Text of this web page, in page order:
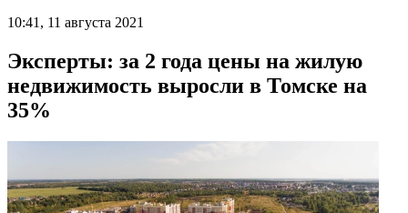
10:41, 11 августа 2021
Эксперты: за 2 года цены на жилую
недвижимость выросли в Томске на
35%